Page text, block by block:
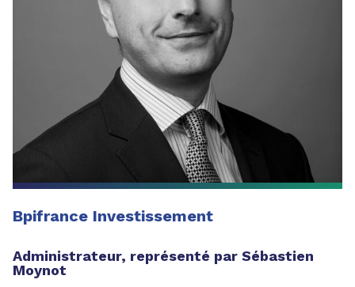
Bpifrance Investissement
Administrateur, représenté par Sébastien
Moynot